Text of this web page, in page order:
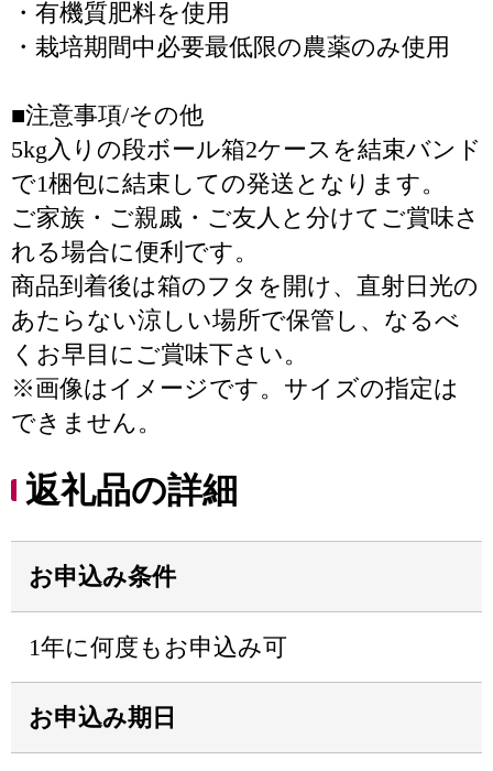
・有機質肥料を使用
・栽培期間中必要最低限の農薬のみ使用
■注意事項/その他
5kg入りの段ボール箱2ケースを結束バンド
で1梱包に結束しての発送となります。
ご家族・ご親戚・ご友人と分けてご賞味さ
れる場合に便利です。
商品到着後は箱のフタを開け、直射日光の
あたらない涼しい場所で保管し、なるべ
くお早目にご賞味下さい。
※画像はイメージです。サイズの指定は
できません。
返礼品の詳細
お申込み条件
1年に何度もお申込み可
お申込み期日